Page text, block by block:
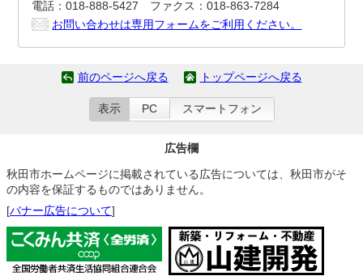
電話：018-888-5427 ファクス：018-863-7284
お問い合わせは専用フォームをご利用ください。
前のページへ戻る トップページへ戻る
表示 PC スマートフォン
広告欄
秋田市ホームページに掲載されている広告については、秋田市がそ
の内容を保証するものではありません。
[バナー広告について]